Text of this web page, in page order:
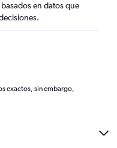
en datos que
exactos, sin embargo,